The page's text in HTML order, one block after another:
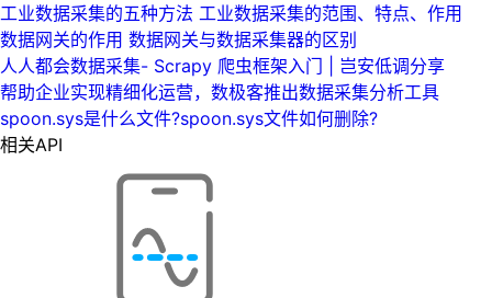
工业数据采集的五种方法 工业数据采集的范围、特点、作用
数据网关的作用 数据网关与数据采集器的区别
人人都会数据采集- Scrapy 爬虫框架入门 | 岂安低调分享
帮助企业实现精细化运营，数极客推出数据采集分析工具
spoon.sys是什么文件?spoon.sys文件如何删除?
相关API